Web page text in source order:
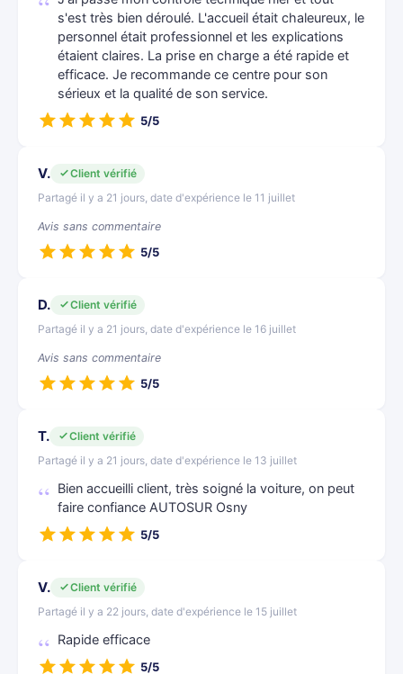
s'est très bien déroulé. L'accueil était chaleureux, le
personnel était professionnel et les explications
étaient claires. La prise en charge a été rapide et
efficace. Je recommande ce centre pour son
sérieux et la qualité de son service.
5/5
V.
Client vérifié
Partagé il y a 21 jours, date d'expérience le 11 juillet
Avis sans commentaire
5/5
D.
Client vérifié
Partagé il y a 21 jours, date d'expérience le 16 juillet
Avis sans commentaire
5/5
T.
Client vérifié
Partagé il y a 21 jours, date d'expérience le 13 juillet
Bien accueilli client, très soigné la voiture, on peut
faire confiance AUTOSUR Osny
5/5
V.
Client vérifié
Partagé il y a 22 jours, date d'expérience le 15 juillet
Rapide efficace
5/5